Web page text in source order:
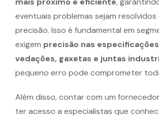
eventuais problemas sejam
precisão. Isso é fundamental em
exigem precisão nas
vedações, gaxetas e juntas
pequeno erro pode comprometer
Além disso, contar com um
ter acesso a especialistas que